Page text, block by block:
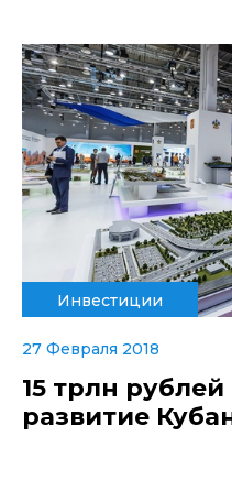
Инвестиции
27 Февраля 2018
15 трлн
развитие